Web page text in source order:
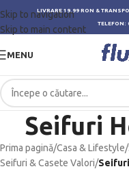
Skip to navigation
Skip to main content
LIVRARE 19.99 RON &
TELEFON:
MENU
Seifuri
Prima pagină/Casa & Lifestyle/
Seifuri & Casete Valori/